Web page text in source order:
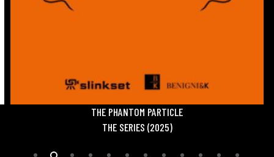
THE PHANTOM PARTICLE
THE SERIES (2025)